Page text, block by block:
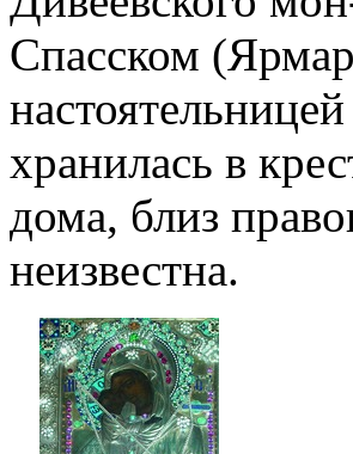
Спасском
хранилась в
дома, близ
неизвестна.